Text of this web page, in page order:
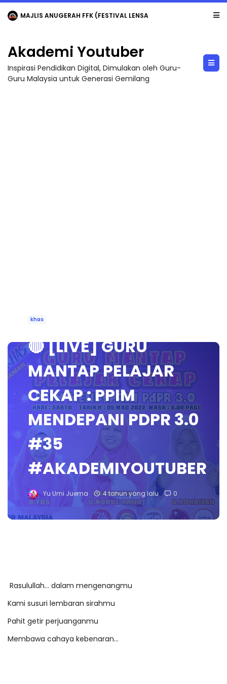
MAJLIS ANUGERAH FFK (FESTIVAL LENSA PENDIDIKAN - FLeP) 2026
Akademi Youtuber
Inspirasi Pendidikan Digital, Dimulakan oleh Guru-
Guru Malaysia untuk Generasi Gemilang
khas
🔴 [LIVE] GURU
MANTAP PELAJAR
CEKAP : PPIM
MENDEPANI PDPR 3.0
#35
#AKADEMIYOUTUBER
Yu Umi Juema 4 tahun yang lalu 0
Rasulullah... dalam mengenangmu
Kami susuri lembaran sirahmu
Pahit getir perjuanganmu
Membawa cahaya kebenaran...